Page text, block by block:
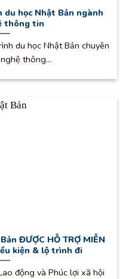
học Nhật Bản ngành
thông tin
du học Nhật Bản chuyên
thông...
ĐƯỢC HỖ TRỢ MIỄN
kiện & lộ trình đi
động và Phúc lợi xã hội